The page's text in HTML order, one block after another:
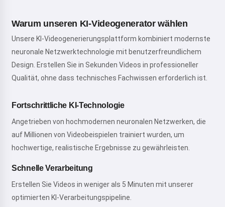
Warum unseren KI-Videogenerator wählen
Unsere KI-Videogenerierungsplattform kombiniert modernste
neuronale Netzwerktechnologie mit benutzerfreundlichem
Design. Erstellen Sie in Sekunden Videos in professioneller
Qualität, ohne dass technisches Fachwissen erforderlich ist.
Fortschrittliche KI-Technologie
Angetrieben von hochmodernen neuronalen Netzwerken, die
auf Millionen von Videobeispielen trainiert wurden, um
hochwertige, realistische Ergebnisse zu gewährleisten.
Schnelle Verarbeitung
Erstellen Sie Videos in weniger als 5 Minuten mit unserer
optimierten KI-Verarbeitungspipeline.